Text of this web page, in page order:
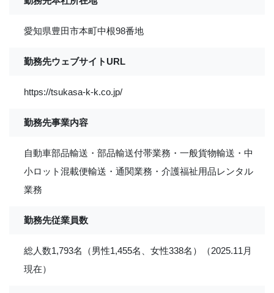
愛知県豊田市本町中根98番地
勤務先ウェブサイトURL
https://tsukasa-k-k.co.jp/
勤務先事業内容
自動車部品輸送・部品輸送付帯業務・一般貨物輸送・中
小ロット混載便輸送・通関業務・介護福祉用品レンタル
業務
勤務先従業員数
総人数1,793名（男性1,455名、女性338名）（2025.11月
現在）